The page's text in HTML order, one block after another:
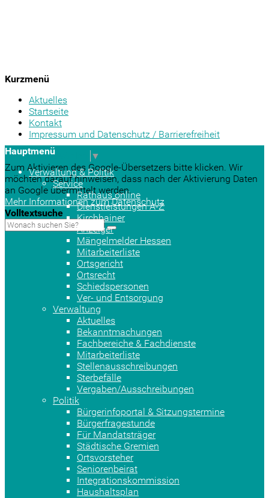
Kurzmenü
Aktuelles
Startseite
Kontakt
Impressum und Datenschutz / Barrierefreiheit
Sprache auswählen
▼
Zum Aktivieren des Google-Übersetzers bitte klicken. Wir
möchten darauf hinweisen, dass nach der Aktivierung Daten
an Google übermittelt werden.
Mehr Informationen zum Datenschutz
Volltextsuche
Hauptmenü
Verwaltung & Politik
Service
Rathaus online
Dienstleistungen A-Z
Kirchhainer
Anzeiger
Mängelmelder Hessen
Mitarbeiterliste
Ortsgericht
Ortsrecht
Schiedspersonen
Ver- und Entsorgung
Verwaltung
Aktuelles
Bekanntmachungen
Fachbereiche & Fachdienste
Mitarbeiterliste
Stellenausschreibungen
Sterbefälle
Vergaben/Ausschreibungen
Politik
Bürgerinfoportal & Sitzungstermine
Bürgerfragestunde
Für Mandatsträger
Städtische Gremien
Ortsvorsteher
Seniorenbeirat
Integrationskommission
Haushaltsplan